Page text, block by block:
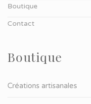
Boutique
Contact
Boutique
Créations artisanales